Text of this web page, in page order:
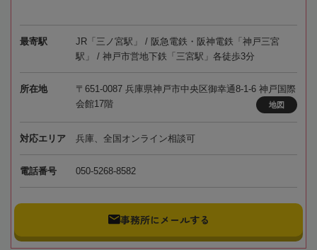
最寄駅
JR「三ノ宮駅」 / 阪急電鉄・阪神電鉄「神戸三宮
駅」 / 神戸市営地下鉄「三宮駅」各徒歩3分
所在地
〒651-0087 兵庫県神戸市中央区御幸通8-1-6 神戸国際
会館17階
地図
対応エリア 兵庫、全国オンライン相談可
電話番号 050-5268-8582
事務所にメールする